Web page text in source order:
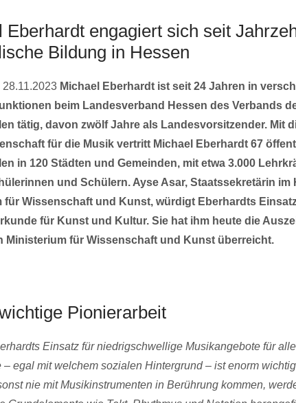
Eberhardt engagiert sich seit
Bildung in Hessen
Michael Eberhardt ist seit 24 Jahren in
beim Landesverband Hessen des Verbands
tätig, davon zwölf Jahre als Landesvorsitzender. Mit
für die Musik vertritt Michael Eberhardt 67
in 120 Städten und Gemeinden, mit etwa 3.000
und Schülern. Ayse Asar, Staatssekretärin im
für Wissenschaft und Kunst, würdigt Eberhardts
für Kunst und Kultur. Sie hat ihm heute die
Ministerium für Wissenschaft und Kunst überreicht.
Pionierarbeit
Einsatz für niedrigschwellige Musikangebote für
– egal mit welchem sozialen Hintergrund – ist enorm
nie mit Musikinstrumenten in Berührung kommen,